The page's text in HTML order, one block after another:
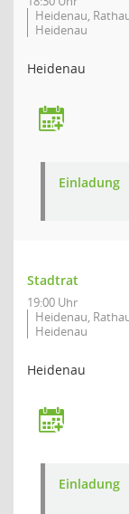
Heidenau,
Heidenau
Heidenau
Einladung
Stadtrat
19:00 Uhr
Heidenau,
Heidenau
Heidenau
Einladung